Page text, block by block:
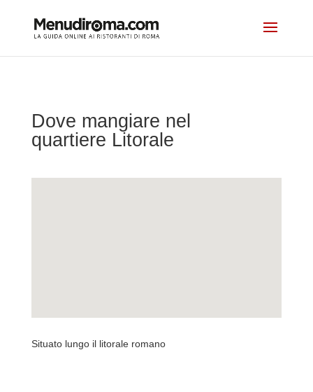
Dove mangiare nel
quartiere Litorale
Situato lungo il litorale romano